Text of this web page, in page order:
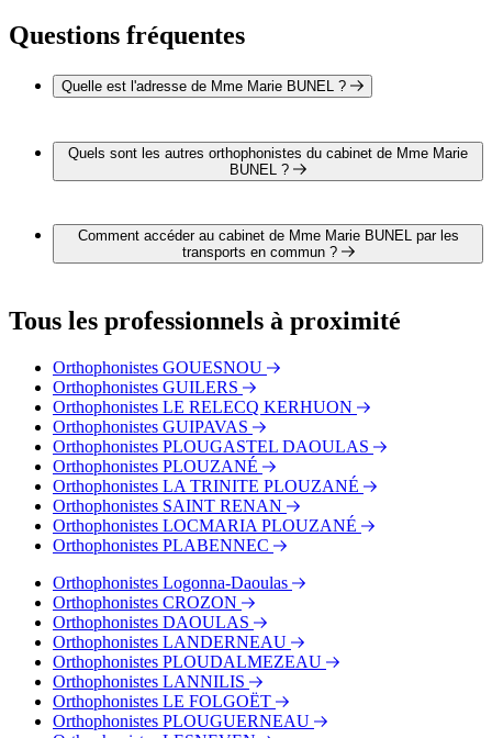
Questions fréquentes
Quelle est l'adresse de Mme Marie BUNEL ?
BREST
Quels sont les autres orthophonistes du cabinet de Mme Marie
BUNEL ?
Mme Marie BUNEL :
Mme Marie BERNARD
Comment accéder au cabinet de Mme Marie BUNEL par les
transports en commun ?
arrêts suivants :
Bus - Jean Moulin
Bus - Multiplexe
Tram - Château
Tram - Jean Jaurès
Tram - Liberté
Tous les professionnels à proximité
Orthophonistes GOUESNOU
Orthophonistes GUILERS
Orthophonistes LE RELECQ KERHUON
Orthophonistes GUIPAVAS
Orthophonistes PLOUGASTEL DAOULAS
Orthophonistes PLOUZANÉ
Orthophonistes LA TRINITE PLOUZANÉ
Orthophonistes SAINT RENAN
Orthophonistes LOCMARIA PLOUZANÉ
Orthophonistes PLABENNEC
Orthophonistes Logonna-Daoulas
Orthophonistes CROZON
Orthophonistes DAOULAS
Orthophonistes LANDERNEAU
Orthophonistes PLOUDALMEZEAU
Orthophonistes LANNILIS
Orthophonistes LE FOLGOËT
Orthophonistes PLOUGUERNEAU